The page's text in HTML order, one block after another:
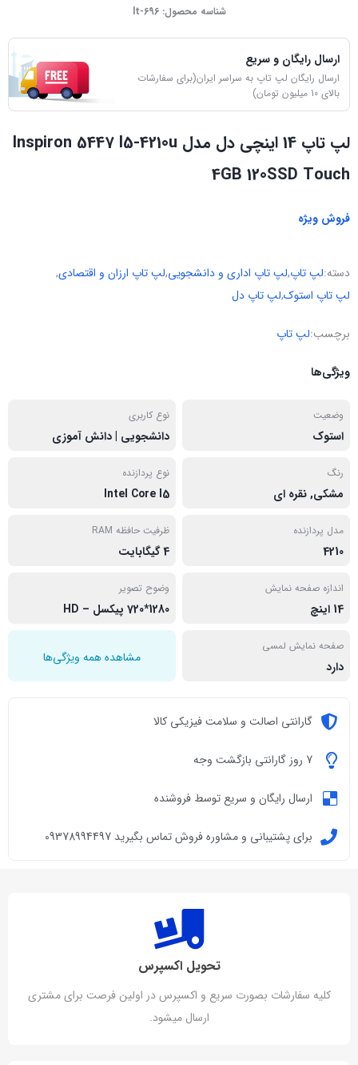
شناسه محصول:lt-696
ارسال رایگان و سریع
ارسال رایگان لپ تاپ به سراسر ایران(برای سفارشات
بالای 10 میلیون تومان)
لپ تاپ 14 اینچی دل مدل Inspiron 5447 I5-4210u
4GB 120SSD Touch
فروش ویژه
دسته:لپ تاپ,لپ تاپ اداری و دانشجویی,لپ تاپ ارزان و اقتصادی,
لپ تاپ استوک,لپ تاپ دل
برچسب:لپ تاپ
ویژگی‌ها
وضعیت
استوک
نوع کاربری
دانشجویی | دانش آموزی
رنگ
مشکی, نقره ای
نوع پردازنده
Intel Core I5
مدل پردازنده
4210
ظرفیت حافظه RAM
4 گیگابایت
اندازه صفحه نمایش
14 اینچ
وضوح تصویر
1280*720 پیکسل – HD
صفحه نمایش لمسی
دارد
مشاهده همه ویژگی‌ها
گارانتی اصالت و سلامت فیزیکی کالا
7 روز گارانتی بازگشت وجه
ارسال رایگان و سریع توسط فروشنده
برای پشتیبانی و مشاوره فروش تماس بگیرید 09378994497
تحویل اکسپرس
کلیه سفارشات بصورت سریع و اکسپرس در اولین فرصت برای مشتری
ارسال میشود.